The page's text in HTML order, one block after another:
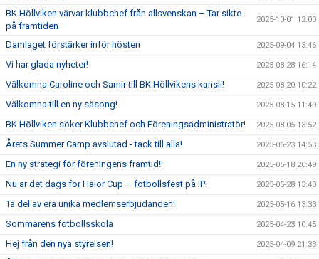
BK Höllviken värvar klubbchef från allsvenskan – Tar sikte
på framtiden
2025-10-01 12:00
Damlaget förstärker inför hösten 2025-09-04 13:46
Vi har glada nyheter! 2025-08-28 16:14
Välkomna Caroline och Samir till BK Höllvikens kansli! 2025-08-20 10:22
Välkomna till en ny säsong! 2025-08-15 11:49
BK Höllviken söker Klubbchef och Föreningsadministratör! 2025-08-05 13:52
Årets Summer Camp avslutad - tack till alla! 2025-06-23 14:53
En ny strategi för föreningens framtid! 2025-06-18 20:49
Nu är det dags för Halör Cup – fotbollsfest på IP! 2025-05-28 13:40
Ta del av era unika medlemserbjudanden! 2025-05-16 13:33
Sommarens fotbollsskola 2025-04-23 10:45
Hej från den nya styrelsen! 2025-04-09 21:33